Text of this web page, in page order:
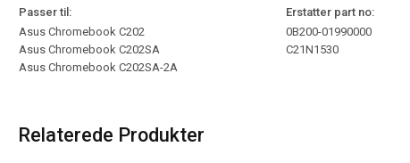
Passer til:
Erstatter part no:
Asus Chromebook C202
Asus Chromebook C202SA
Asus Chromebook C202SA-2A
0B200-01990000
C21N1530
Relaterede Produkter